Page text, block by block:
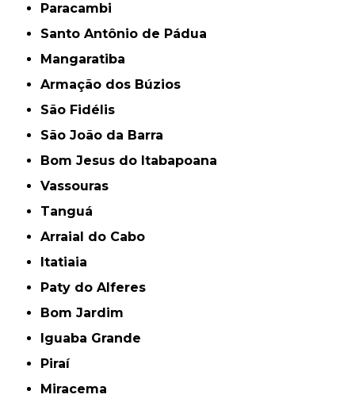
Paracambi
Santo Antônio de Pádua
Mangaratiba
Armação dos Búzios
São Fidélis
São João da Barra
Bom Jesus do Itabapoana
Vassouras
Tanguá
Arraial do Cabo
Itatiaia
Paty do Alferes
Bom Jardim
Iguaba Grande
Piraí
Miracema